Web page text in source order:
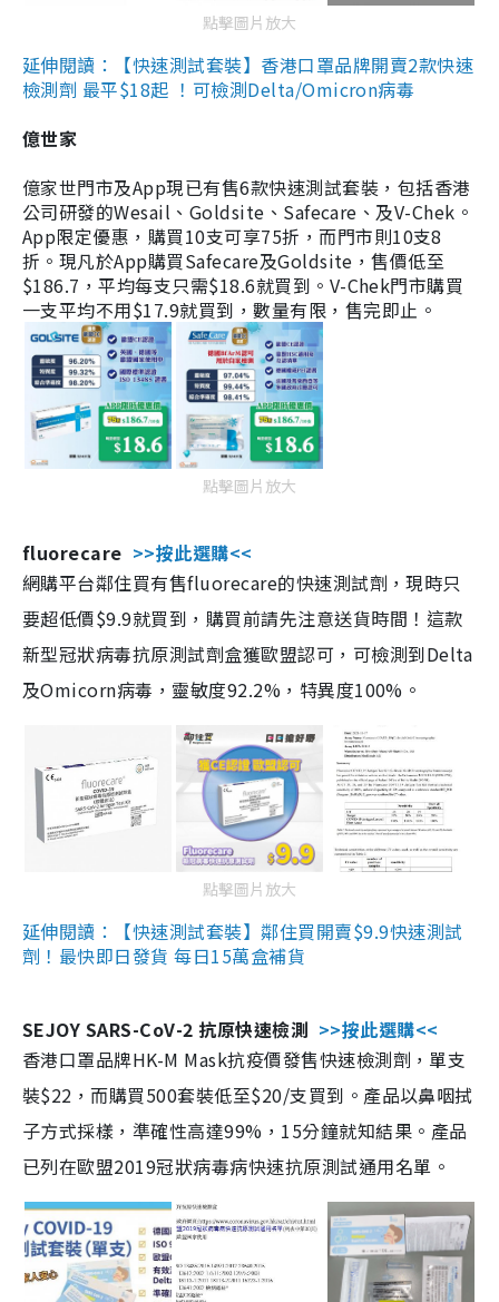
點擊圖片放大
延伸閱讀：【快速測試套裝】香港口罩品牌開賣2款快速
檢測劑 最平$18起 ！可檢測Delta/Omicron病毒
億世家
億家世門市及App現已有售6款快速測試套裝，包括香港
公司研發的Wesail、Goldsite、Safecare、及V-Chek。
App限定優惠，購買10支可享75折，而門市則10支8
折。現凡於App購買Safecare及Goldsite，售價低至
$186.7，平均每支只需$18.6就買到。V-Chek門市購買
一支平均不用$17.9就買到，數量有限，售完即止。
點擊圖片放大
fluorecare >>按此選購<<
網購平台鄰住買有售fluorecare的快速測試劑，現時只
要超低價$9.9就買到，購買前請先注意送貨時間！這款
新型冠狀病毒抗原測試劑盒獲歐盟認可，可檢測到Delta
及Omicorn病毒，靈敏度92.2%，特異度100%。
點擊圖片放大
延伸閱讀：【快速測試套裝】鄰住買開賣$9.9快速測試
劑！最快即日發貨 每日15萬盒補貨
SEJOY SARS-CoV-2 抗原快速檢測 >>按此選購<<
香港口罩品牌HK-M Mask抗疫價發售快速檢測劑，單支
裝$22，而購買500套裝低至$20/支買到。產品以鼻咽拭
子方式採樣，準確性高達99%，15分鐘就知結果。產品
已列在歐盟2019冠狀病毒病快速抗原測試通用名單。